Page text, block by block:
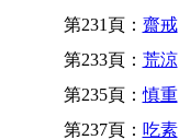
第231頁： 齋戒
第233頁： 荒涼
第235頁：慎重
第237頁： 吃素